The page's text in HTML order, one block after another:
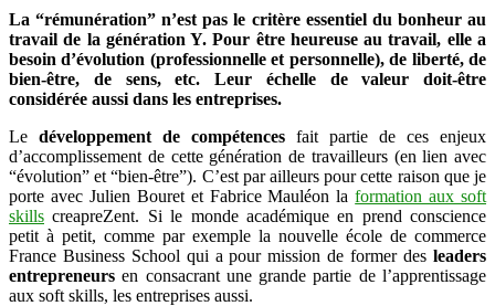
La “rémunération” n’est pas le critère essentiel du bonheur au
travail de la génération Y. Pour être heureuse au travail, elle a
besoin d’évolution (professionnelle et personnelle), de liberté, de
bien-être, de sens, etc. Leur échelle de valeur doit-être
considérée aussi dans les entreprises.
Le développement de compétences fait partie de ces enjeux
d’accomplissement de cette génération de travailleurs (en lien avec
“évolution” et “bien-être”). C’est par ailleurs pour cette raison que je
porte avec Julien Bouret et Fabrice Mauléon laformation aux soft
skills creapreZent. Si le monde académique en prend conscience
petit à petit, comme par exemple la nouvelle école de commerce
France Business School qui a pour mission de former des leaders
entrepreneursen consacrant une grande partie de l’apprentissage
aux soft skills, les entreprises aussi.